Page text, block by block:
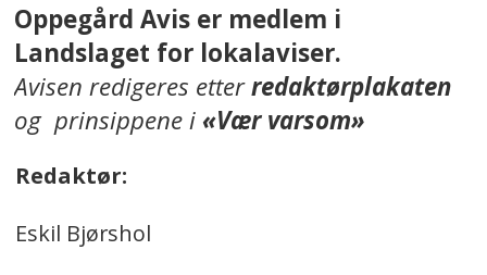
Oppegård Avis er medlem i
Landslaget for lokalaviser.
Avisen redigeres etterredaktørplakaten
og prinsippene i«Vær varsom»
Redaktør:
Eskil Bjørshol